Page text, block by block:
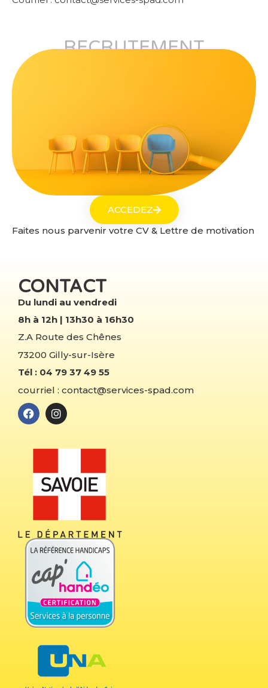
RECRUTEMENT
ACCEDEZ
Faites nous parvenir votre CV & Lettre de motivation
CONTACT
Du lundi au vendredi
8h à 12h | 13h30 à 16h30
Z.A Route des Chênes
73200 Gilly-sur-Isère
Tél : 04 79 37 49 55
courriel : contact@services-spad.com